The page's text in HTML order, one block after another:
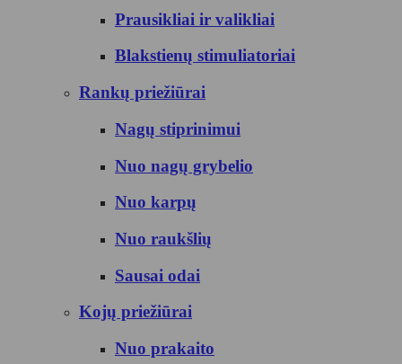
Prausikliai ir valikliai
Blakstienų stimuliatoriai
Rankų priežiūrai
Nagų stiprinimui
Nuo nagų grybelio
Nuo karpų
Nuo raukšlių
Sausai odai
Kojų priežiūrai
Nuo prakaito